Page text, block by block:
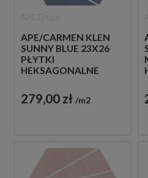
APE/CARMEN KLEN
SUNNY BLUE 23X26
PŁYTKI
HEKSAGONALNE
GRESOWE
279,00 zł m2